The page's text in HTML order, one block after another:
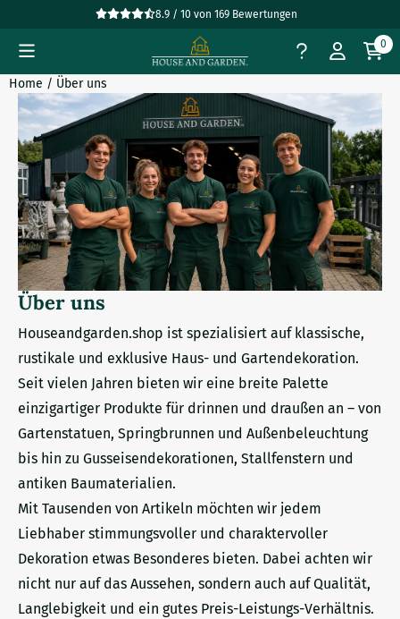
Cookie-Einstellungen verfügbar. Einstellungen wählen oder
8.9 / 10 von169 Bewertungen
0
Home / Über uns
Über uns
Houseandgarden.shop ist spezialisiert auf klassische,
rustikale und exklusive Haus- und Gartendekoration.
Seit vielen Jahren bieten wir eine breite Palette
einzigartiger Produkte für drinnen und draußen an – von
Gartenstatuen, Springbrunnen und Außenbeleuchtung
bis hin zu Gusseisendekorationen, Stallfenstern und
antiken Baumaterialien.
Mit Tausenden von Artikeln möchten wir jedem
Liebhaber stimmungsvoller und charaktervoller
Dekoration etwas Besonderes bieten. Dabei achten wir
nicht nur auf das Aussehen, sondern auch auf Qualität,
Langlebigkeit und ein gutes Preis-Leistungs-Verhältnis.